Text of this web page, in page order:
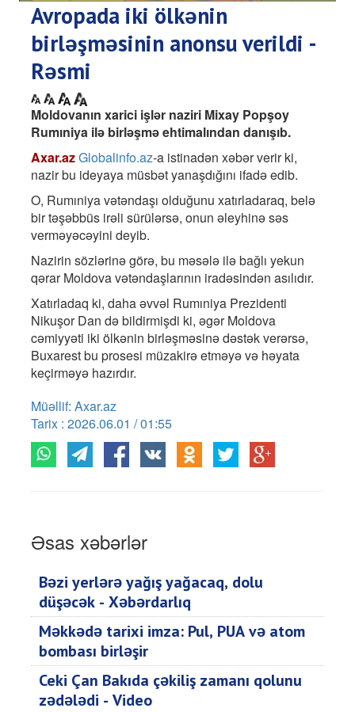
Avropada iki ölkənin
birləşməsinin anonsu verildi -
Rəsmi
Moldovanın xarici işlər naziri Mixay Popşoy
Rumıniya ilə birləşmə ehtimalından danışıb.
Axar.azGlobalinfo.az-a istinadən xəbər verir ki,
nazir bu ideyaya müsbət yanaşdığını ifadə edib.
O, Rumıniya vətəndaşı olduğunu xatırladaraq, belə
bir təşəbbüs irəli sürülərsə, onun əleyhinə səs
verməyəcəyini deyib.
Nazirin sözlərinə görə, bu məsələ ilə bağlı yekun
qərar Moldova vətəndaşlarının iradəsindən asılıdır.
Xatırladaq ki, daha əvvəl Rumıniya Prezidenti
Nikuşor Dan də bildirmişdi ki, əgər Moldova
cəmiyyəti iki ölkənin birləşməsinə dəstək verərsə,
Buxarest bu prosesi müzakirə etməyə və həyata
keçirməyə hazırdır.
Müəllif: Axar.az
Tarix : 2026.06.01 / 01:55
Əsas xəbərlər
Bəzi yerlərə yağış yağacaq, dolu
düşəcək - Xəbərdarlıq
Məkkədə tarixi imza: Pul, PUA və atom
bombası birləşir
Ceki Çan Bakıda çəkiliş zamanı qolunu
zədələdi - Video